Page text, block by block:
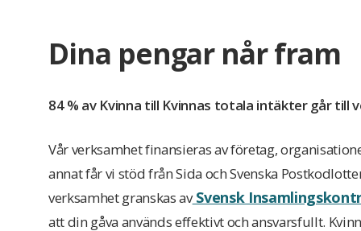
Dina pengar når fram
84 % av Kvinna till Kvinnas totala intäkter går till
Vår verksamhet finansieras av företag,
annat får vi stöd från Sida och Svenska
verksamhet granskas avSvensk
att din gåva används effektivt och ansvarsfullt.